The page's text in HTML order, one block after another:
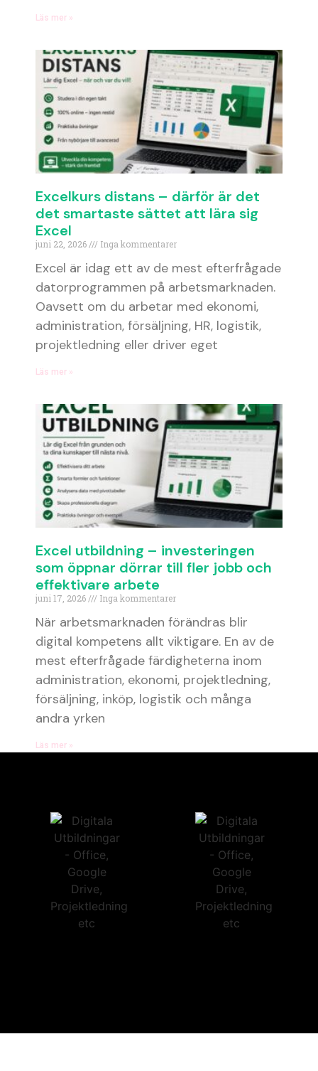
Läs mer »
Excelkurs distans – därför är det
det smartaste sättet att lära sig
Excel
juni 22, 2026 Inga kommentarer
Excel är idag ett av de mest efterfrågade
datorprogrammen på arbetsmarknaden.
Oavsett om du arbetar med ekonomi,
administration, försäljning, HR, logistik,
projektledning eller driver eget
Läs mer »
Excel utbildning – investeringen
som öppnar dörrar till fler jobb och
effektivare arbete
juni 17, 2026 Inga kommentarer
När arbetsmarknaden förändras blir
digital kompetens allt viktigare. En av de
mest efterfrågade färdigheterna inom
administration, ekonomi, projektledning,
försäljning, inköp, logistik och många
andra yrken
Läs mer »